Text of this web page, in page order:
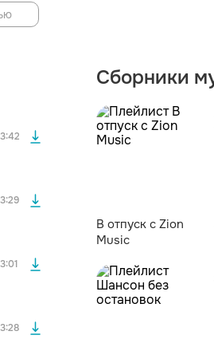
Сборники
В отпуск с Zion
Music